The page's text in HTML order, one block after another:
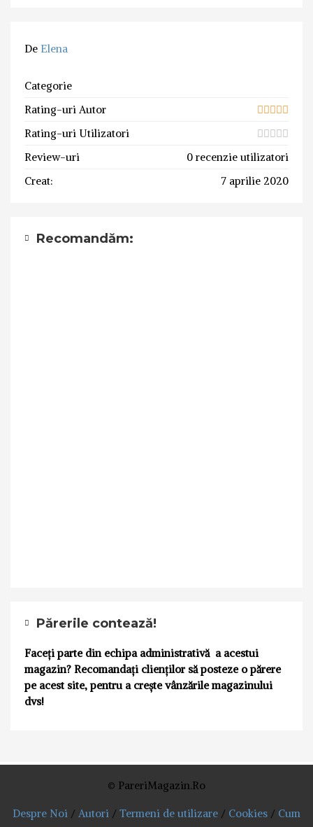
De Elena
Categorie
Rating-uri Autor
Rating-uri Utilizatori
Review-uri
0 recenzie utilizatori
Creat:
7 aprilie 2020
Recomandăm:
Părerile contează!
Faceți parte din echipa administrativă a acestui
magazin? Recomandați clienților să posteze o părere
pe acest site, pentru a crește vânzările magazinului
dvs!
© PareriMagazin.Ro
Despre Noi / Autori / Termeni de utilizare / Cookies / Cum